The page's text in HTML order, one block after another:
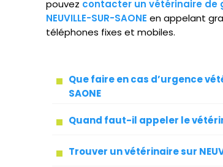
pouvez contacter un vétérinaire de
NEUVILLE-SUR-SAONE en appelant
téléphones fixes et mobiles.
Que faire en cas d’urgence
SAONE
Quand faut-il appeler le
Trouver un vétérinaire sur